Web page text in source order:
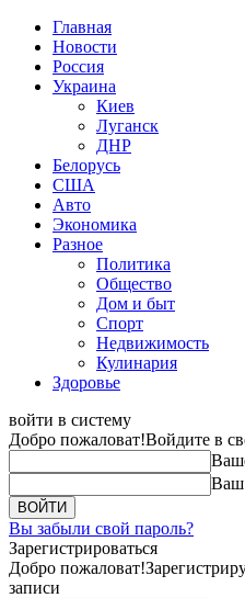
Главная
Новости
Россия
Украина
Киев
Луганск
ДНР
Белорусь
США
Авто
Экономика
Разное
Политика
Общество
Дом и быт
Спорт
Недвижимость
Кулинария
Здоровье
войти в систему
Добро пожаловат!Войдите в
Ваш
Вы забыли свой пароль?
Зарегистрироваться
Добро пожаловат!
записи